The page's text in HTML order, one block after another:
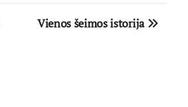
Vienos šeimos istorija